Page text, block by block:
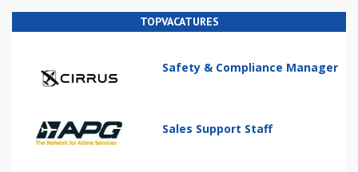
TOPVACATURES
Safety & Compliance Manager
Sales Support Staff